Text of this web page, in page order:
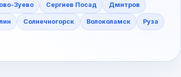
Зуево Сергиев Посад Дмитров
Солнечногорск Волоколамск Руза